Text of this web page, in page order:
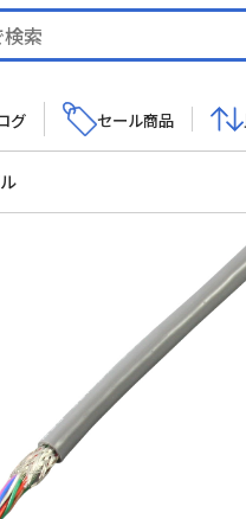
グ セール商品